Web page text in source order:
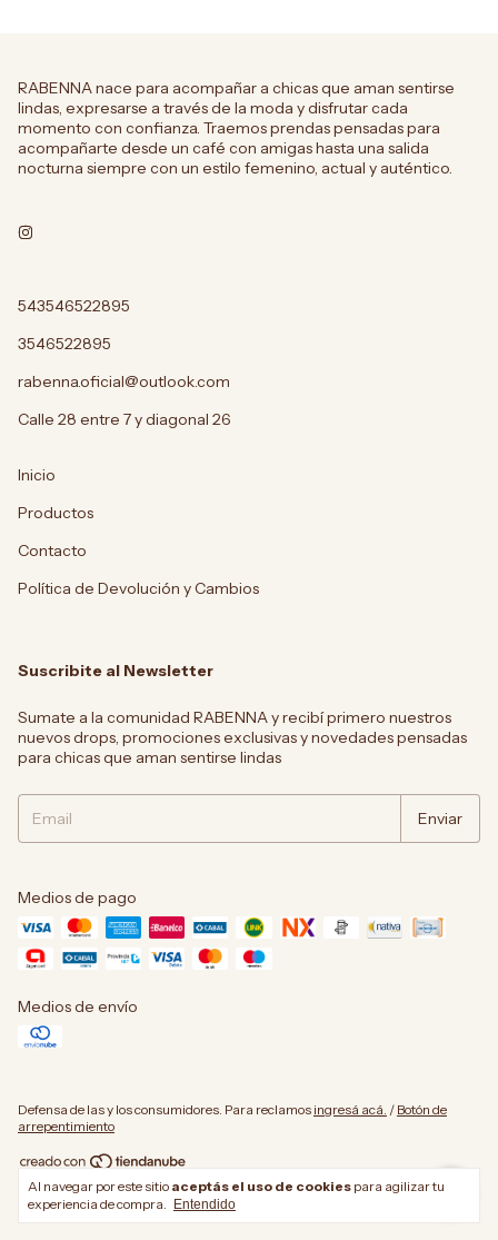
Al navegar por este sitio aceptás el uso de cookies para agilizar tu
experiencia de compra.
Entendido
RABENNA nace para acompañar a chicas que aman sentirse
lindas, expresarse a través de la moda y disfrutar cada
momento con confianza. Traemos prendas pensadas para
acompañarte desde un café con amigas hasta una salida
nocturna siempre con un estilo femenino, actual y auténtico.
543546522895
3546522895
rabenna.oficial@outlook.com
Calle 28 entre 7 y diagonal 26
Inicio
Productos
Contacto
Política de Devolución y Cambios
Suscribite al Newsletter
Sumate a la comunidad RABENNA y recibí primero nuestros
nuevos drops, promociones exclusivas y novedades pensadas
para chicas que aman sentirse lindas
Medios de pago
Medios de envío
Defensa de las y los consumidores. Para reclamos ingresá acá. / Botón de
arrepentimiento
Copyright Rabenna Indumentaria - 2026. Todos los derechos reservados.